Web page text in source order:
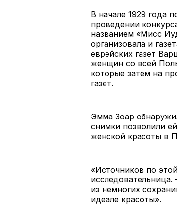
В начале 1929 года
проведении
названием «Мисс
организовала и
еврейских газет
женщин со всей
которые затем на
газет.
Эмма Зоар
снимки позволили
женской красоты в
«Источников по
из немногих
идеале красоты».